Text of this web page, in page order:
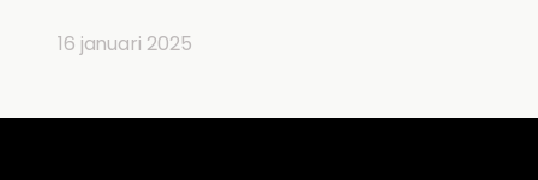
16 januari 2025